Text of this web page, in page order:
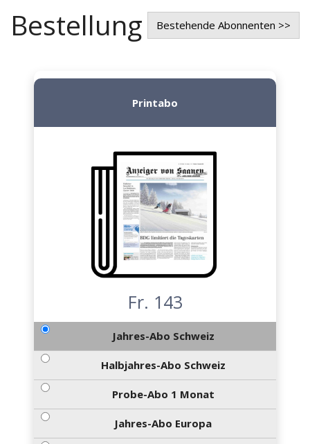
Bestellung Bestehende Abonnenten >>
Printabo
Fr. 143
Jahres-Abo Schweiz
Halbjahres-Abo Schweiz
Probe-Abo 1 Monat
Jahres-Abo Europa